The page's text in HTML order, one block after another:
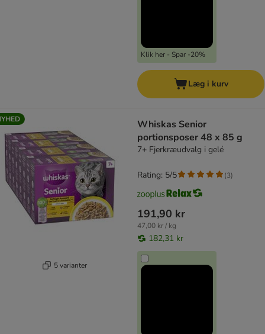
Klik her - Spar -20%
Læg i kurv
5 varianter
Whiskas Senior
portionsposer 48 x 85 g
7+ Fjerkræudvalg i gelé
191,90 kr
47,00 kr / kg
182,31 kr
Rating: 5/5 (3)